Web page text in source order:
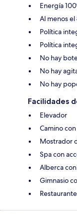
Energía
Al menos el
Política
Política
No hay
No hay
No hay
Facilidades
Elevador
Camino
Mostrador
Spa con
Alberca
Gimnasio